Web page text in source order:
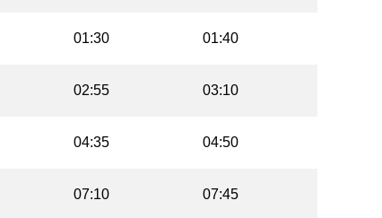
01:30 01:40
02:55 03:10
04:35 04:50
07:10 07:45